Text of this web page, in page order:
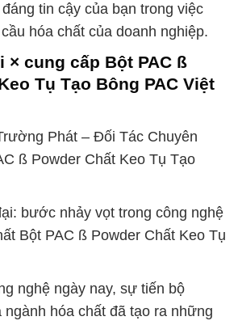
tin cậy của bạn trong việc
hóa chất của doanh nghiệp.
× cung cấp Bột PAC ß
Tụ Tạo Bông PAC Việt
Phát – Đối Tác Chuyên
ß Powder Chất Keo Tụ Tạo
bước nhảy vọt trong công nghệ
Bột PAC ß Powder Chất Keo Tụ
nghệ ngày nay, sự tiến bộ
ngành hóa chất đã tạo ra những